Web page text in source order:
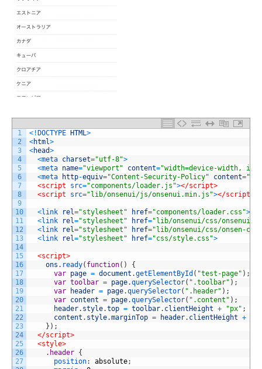
1
2
3
4
5
6
7
8
9
10
11
12
13
14
15
16
17
18
19
20
21
22
23
24
25
26
27
< ! DOCTYPE HTML>
<html>
<head>
<meta charset="utf-8">
<meta name="viewport" content="width=device-width,
<meta http-equiv="Content-Security-Policy" content=
<script src="components/loader.js"></script>
<script src="lib/onsenui/js/onsenui.min.js"></script>
<link rel="stylesheet" href="components/loader.css">
<link rel="stylesheet" href="lib/onsenui/css/
<link rel="stylesheet" href="lib/onsenui/css/onsen-css-
<link rel="stylesheet" href="css/style.css">
<script>
ons . ready( function( )
{
var page = document .getElementById ( "test-page" ) ;
var toolbar = page.querySelector( ".toolbar" ) ;
var
header = page.querySelector( ".header" ) ;
var content = page.querySelector( ".content" ) ;
header. style.top = toolbar. clientHeight + "px" ;
content . style.marginTop = header. clientHeight +
} ) ;
</script>
<style>
.header {
position: absolute;